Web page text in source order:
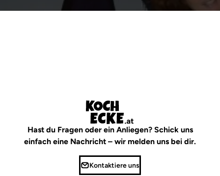
Hast du Fragen oder ein Anliegen? Schick uns
einfach eine Nachricht – wir melden uns bei dir.
Kontaktiere uns